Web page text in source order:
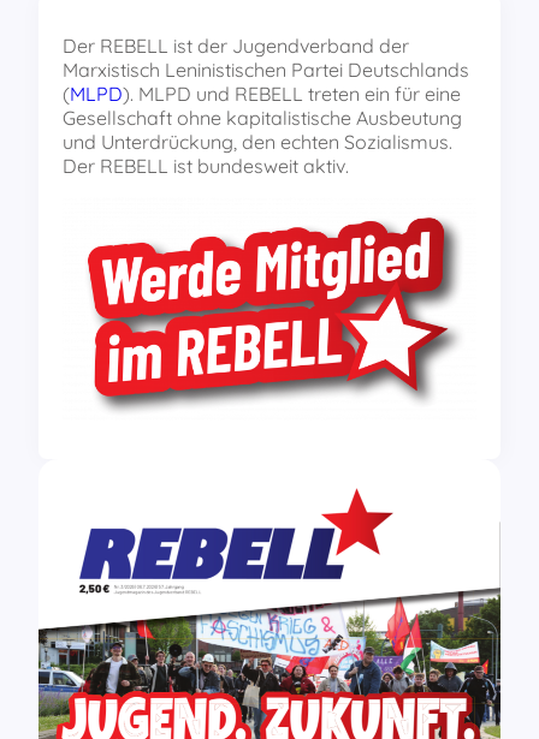
Der REBELL ist der Jugendverband der
Marxistisch Leninistischen Partei Deutschlands
(MLPD). MLPD und REBELL treten ein für eine
Gesellschaft ohne kapitalistische Ausbeutung
und Unterdrückung, den echten Sozialismus.
Der REBELL ist bundesweit aktiv.